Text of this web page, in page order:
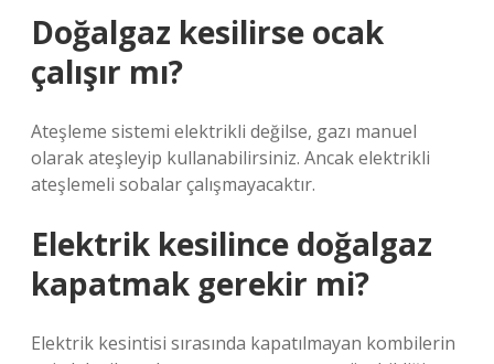
Doğalgaz kesilirse ocak
çalışır mı?
Ateşleme sistemi elektrikli değilse, gazı manuel
olarak ateşleyip kullanabilirsiniz. Ancak elektrikli
ateşlemeli sobalar çalışmayacaktır.
Elektrik kesilince doğalgaz
kapatmak gerekir mi?
Elektrik kesintisi sırasında kapatılmayan kombilerin